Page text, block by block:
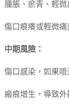
腫脹、瘀青、輕微
傷口痕癢或輕微痛
中期風險：
傷口感染，如果
瘢痕增生，導致外